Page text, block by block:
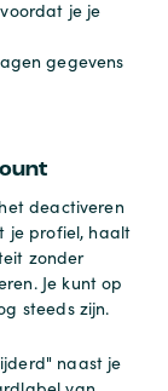
je je
gegevens
deactiveren
je profiel, haalt
zonder
Je kunt op
steeds zijn.
naast je